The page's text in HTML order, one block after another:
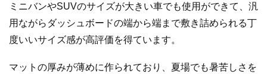
ミニバンやSUVのサイズが大きい車でも使用ができて、汎
用ながらダッシュボードの端から端まで敷き詰められる丁
度いいサイズ感が高評価を得ています。
マットの厚みが薄めに作られており、夏場でも暑苦しさを